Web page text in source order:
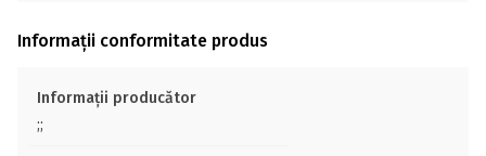
Informații conformitate produs
Informații producător
;;